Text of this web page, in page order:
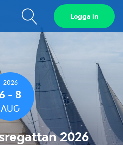
Visa
sökfält
Logga in
2026
- 8
AUG
2026